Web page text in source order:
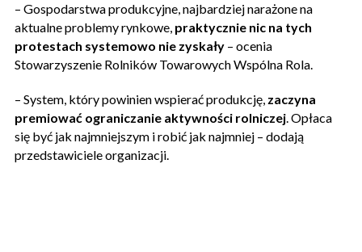
– Gospodarstwa produkcyjne, najbardziej narażone na
aktualne problemy rynkowe, praktycznie nic na tych
protestach systemowo nie zyskały – ocenia
Stowarzyszenie Rolników Towarowych Wspólna Rola.
– System, który powinien wspierać produkcję, zaczyna
premiować ograniczanie aktywności rolniczej. Opłaca
się być jak najmniejszym i robić jak najmniej – dodają
przedstawiciele organizacji.